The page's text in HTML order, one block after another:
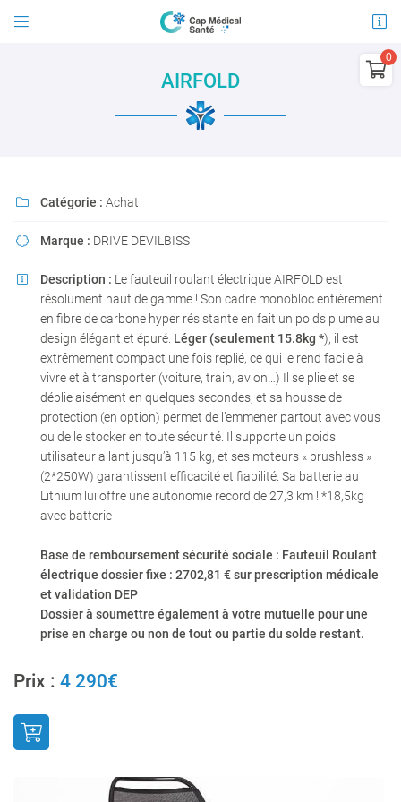
 

Il n'y a aucun produit dans votre panier
Voir notre sélection
 Adresse email de réception
En cochant cette case, vous consentez à recevoir nos propositions commerciales à
l'adresse email indiqué ci-dessus. Vous pouvez vous désinscrire à tout moment en
utilisantle formulaire de désinscription.
INSCRIPTION
AIRFOLD
 Catégorie : Achat
 Marque : DRIVE DEVILBISS
 Description : Le fauteuil roulant électrique AIRFOLD est
résolument haut de gamme ! Son cadre monobloc entièrement
en fibre de carbone hyper résistante en fait un poids plume au
design élégant et épuré. Léger (seulement 15.8kg *), il est
extrêmement compact une fois replié, ce qui le rend facile à
vivre et à transporter (voiture, train, avion…) Il se plie et se
déplie aisément en quelques secondes, et sa housse de
protection (en option) permet de l’emmener partout avec vous
ou de le stocker en toute sécurité. Il supporte un poids
utilisateur allant jusqu’à 115 kg, et ses moteurs « brushless »
(2*250W) garantissent efficacité et fiabilité. Sa batterie au
Lithium lui offre une autonomie record de 27,3 km ! *18,5kg
avec batterie
Base de remboursement sécurité sociale : Fauteuil Roulant
électrique dossier fixe : 2702,81 € sur prescription médicale
et validation DEP
Dossier à soumettre également à votre mutuelle pour une
prise en charge ou non de tout ou partie du solde restant.
Prix : 4 290€